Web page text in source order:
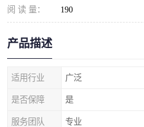
阅 读 量： 190
产品描述
适用行业 广泛
是否保障 是
服务团队 专业